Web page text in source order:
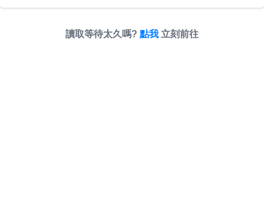
讀取等待太久嗎? 點我 立刻前往